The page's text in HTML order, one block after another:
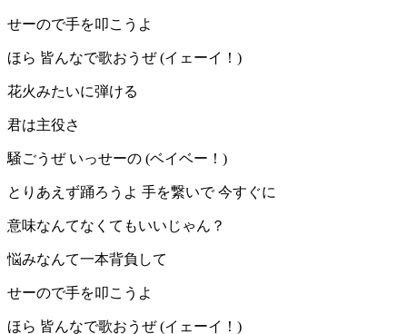
せーので手を叩こうよ
ほら 皆んなで歌おうぜ (イェーイ！)
花火みたいに弾ける
君は主役さ
騒ごうぜ いっせーの (ベイベー！)
とりあえず踊ろうよ 手を繋いで 今すぐに
意味なんてなくてもいいじゃん？
悩みなんて一本背負して
せーので手を叩こうよ
ほら 皆んなで歌おうぜ (イェーイ！)